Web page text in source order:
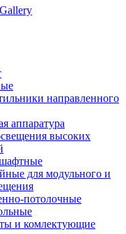
направленного
аппаратура
высоких
для модульного и
потолочные
и комлектующие